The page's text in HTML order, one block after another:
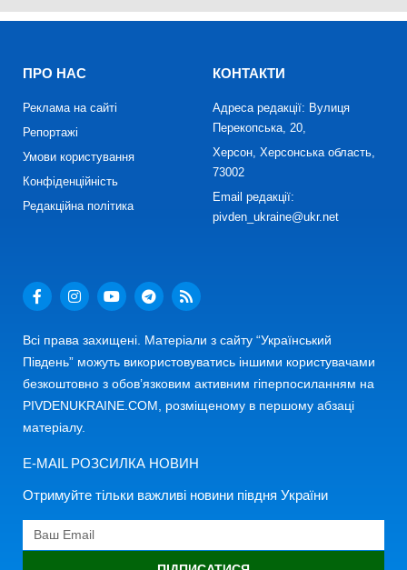
ПРО НАС
Реклама на сайті
Репортажі
Умови користування
Конфіденційність
Редакційна політика
КОНТАКТИ
Адреса редакції: Вулиця
Перекопська, 20,
Херсон, Херсонська область,
73002
Email редакції:
pivden_ukraine@ukr.net
Всі права захищені. Матеріали з сайту “Український
Південь” можуть використовуватись іншими користувачами
безкоштовно з обов’язковим активним гіперпосиланням на
PIVDENUKRAINE.COM, розміщеному в першому абзаці
матеріалу.
E-MAIL РОЗСИЛКА НОВИН
Отримуйте тільки важливі новини півдня України